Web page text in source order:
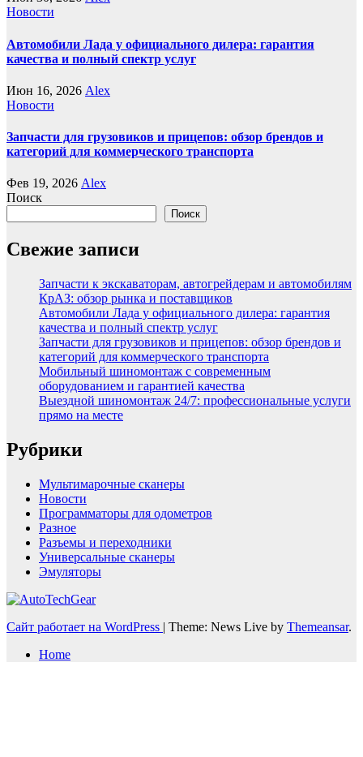
Новости
Автомобили Лада у официального дилера: гарантия
качества и полный спектр услуг
Июн 16, 2026 Alex
Новости
Запчасти для грузовиков и прицепов: обзор брендов и
категорий для коммерческого транспорта
Фев 19, 2026 Alex
Поиск
Поиск
Свежие записи
Запчасти к экскаваторам, автогрейдерам и автомобилям
КрАЗ: обзор рынка и поставщиков
Автомобили Лада у официального дилера: гарантия
качества и полный спектр услуг
Запчасти для грузовиков и прицепов: обзор брендов и
категорий для коммерческого транспорта
Мобильный шиномонтаж с современным
оборудованием и гарантией качества
Выездной шиномонтаж 24/7: профессиональные услуги
прямо на месте
Рубрики
Мультимарочные сканеры
Новости
Программаторы для одометров
Разное
Разъемы и переходники
Универсальные сканеры
Эмуляторы
Сайт работает на WordPress | Theme: News Live by Themeansar.
Home